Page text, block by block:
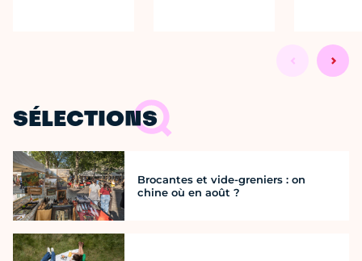
SÉLECTIONS
Brocantes et vide-greniers : on
chine où en août ?